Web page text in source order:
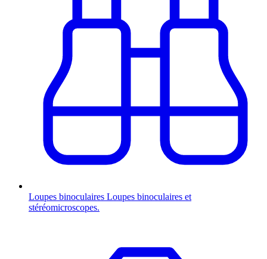
Loupes binoculaires Loupes binoculaires et
stéréomicroscopes.